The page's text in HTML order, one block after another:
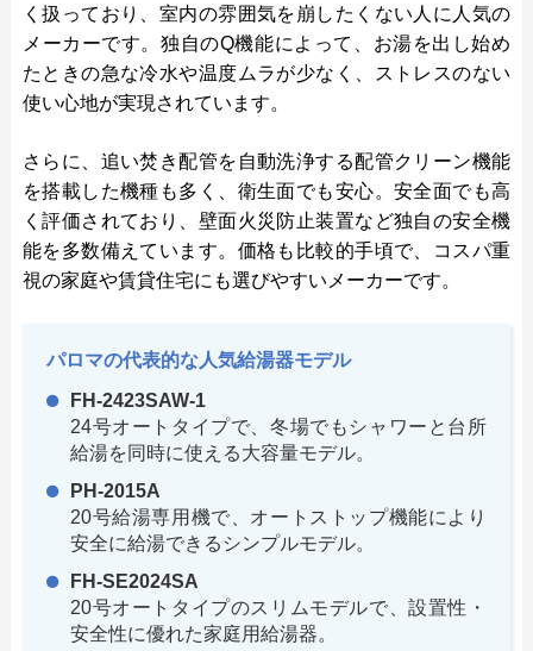
く扱っており、室内の雰囲気を崩したくない人に人気の
メーカーです。独自のQ機能によって、お湯を出し始め
たときの急な冷水や温度ムラが少なく、ストレスのない
使い心地が実現されています。
さらに、追い焚き配管を自動洗浄する配管クリーン機能
を搭載した機種も多く、衛生面でも安心。安全面でも高
く評価されており、壁面火災防止装置など独自の安全機
能を多数備えています。価格も比較的手頃で、コスパ重
視の家庭や賃貸住宅にも選びやすいメーカーです。
パロマの代表的な人気給湯器モデル
FH-2423SAW-1
24号オートタイプで、冬場でもシャワーと台所
給湯を同時に使える大容量モデル。
PH-2015A
20号給湯専用機で、オートストップ機能により
安全に給湯できるシンプルモデル。
FH-SE2024SA
20号オートタイプのスリムモデルで、設置性・
安全性に優れた家庭用給湯器。